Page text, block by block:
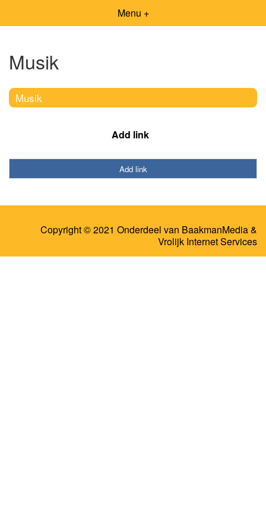
Menu +
Musik
Musik
Add link
Add link
Copyright © 2021 Onderdeel van BaakmanMedia&
Vrolijk Internet Services